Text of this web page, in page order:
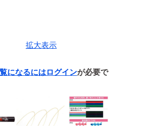
拡大表示
になるには ログインが必要で